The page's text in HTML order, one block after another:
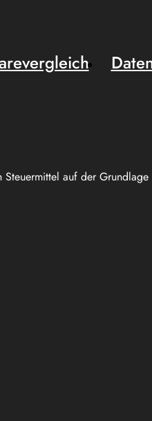
auf der Grundlage